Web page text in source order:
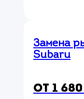
Замена
Subaru
от 1